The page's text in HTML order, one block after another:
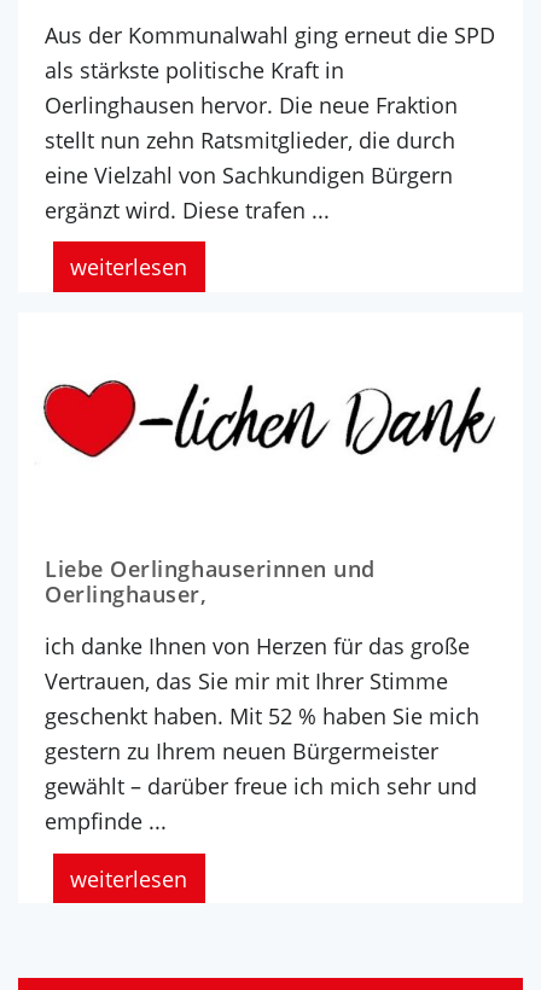
Aus der Kommunalwahl ging erneut die SPD
als stärkste politische Kraft in
Oerlinghausen hervor. Die neue Fraktion
stellt nun zehn Ratsmitglieder, die durch
eine Vielzahl von Sachkundigen Bürgern
ergänzt wird. Diese trafen ...
weiterlesen
Liebe Oerlinghauserinnen und
Oerlinghauser,
ich danke Ihnen von Herzen für das große
Vertrauen, das Sie mir mit Ihrer Stimme
geschenkt haben. Mit 52 % haben Sie mich
gestern zu Ihrem neuen Bürgermeister
gewählt – darüber freue ich mich sehr und
empfinde ...
weiterlesen